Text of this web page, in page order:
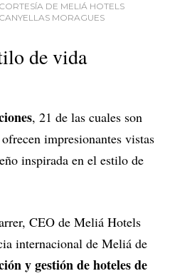
DE MELIÁ HOTELS
MORAGUES
de vida
, 21 de las cuales son
impresionantes vistas
inspirada en el estilo de
CEO de Meliá Hotels
internacional de Meliá de
y gestión de hoteles de